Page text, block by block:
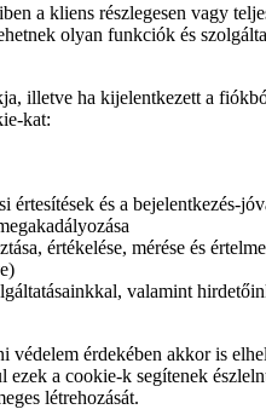
a kliens részlegesen vagy
olyan funkciók és
illetve ha kijelentkezett a
kat:
és a bejelentkezés-
értékelése, mérése és
valamint
védelem érdekében akkor is
a cookie-k segítenek
létrehozását.